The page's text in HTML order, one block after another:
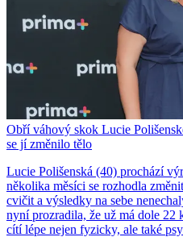
Obří váhový skok Lucie
se jí změnilo tělo
Lucie Polišenská (40) prochází
několika měsíci se rozhodla
cvičit a výsledky na sebe
nyní prozradila, že už má dole 22
cítí lépe nejen fyzicky, ale také